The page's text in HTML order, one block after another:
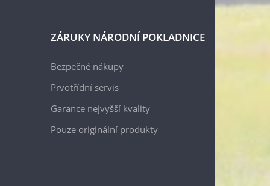
ZÁRUKY NÁRODNÍ POKLADNICE
Bezpečné nákupy
Prvotřídní servis
Garance nejvyšší kvality
Pouze originální produkty